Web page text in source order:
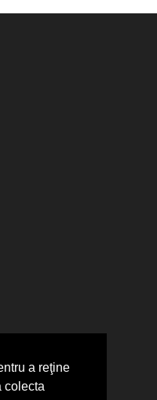
a reţine
colecta